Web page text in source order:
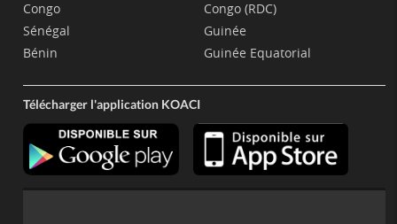
Congo
Sénégal
Bénin
Congo (RDC)
Guinée
Guinée Equatorial
Télécharger l'application KOACI